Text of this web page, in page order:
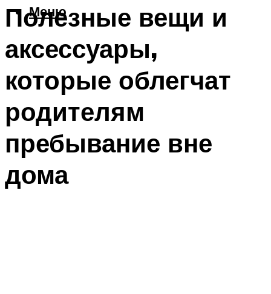
Меню
Полезные вещи и
аксессуары,
которые облегчат
родителям
пребывание вне
дома